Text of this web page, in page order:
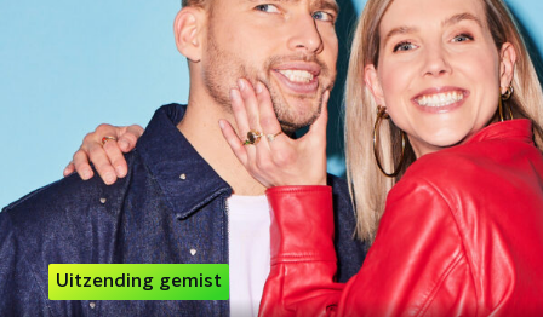
Uitzending gemist